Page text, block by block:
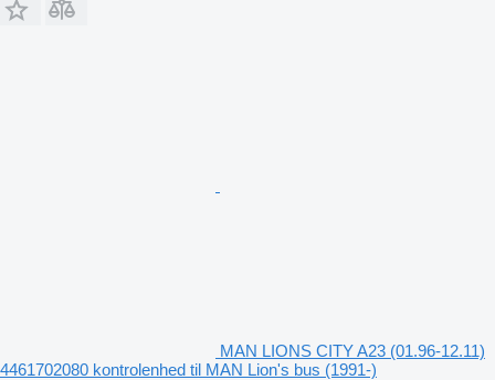
MAN LIONS CITY A23 (01.96-12.11)
4461702080 kontrolenhed til MAN Lion's bus (1991-)